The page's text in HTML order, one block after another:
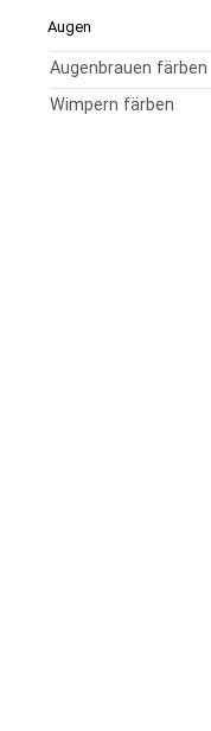
Augen
Augenbrauen färben
Wimpern färben